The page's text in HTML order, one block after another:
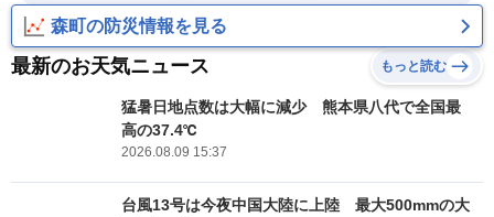
森町の防災情報を見る
最新のお天気ニュース もっと読む
猛暑日地点数は大幅に減少 熊本県八代で全国最
高の37.4℃
2026.08.09 15:37
台風13号は今夜中国大陸に上陸 最大500mmの大